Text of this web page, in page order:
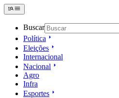
Buscar
Política
Eleições
Internacional
Nacional
Agro
Infra
Esportes